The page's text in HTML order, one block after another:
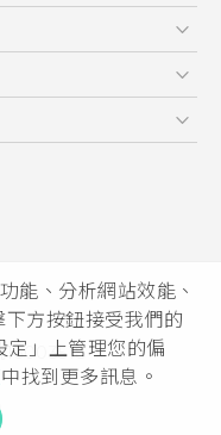
能、分析網站效能、
方按鈕接受我們的
」上管理您的偏
中找到更多訊息。
16003518